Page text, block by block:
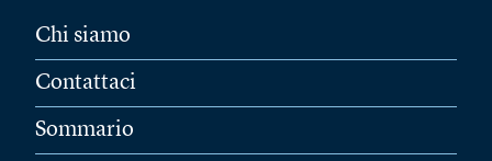
Chi siamo
Contattaci
Sommario